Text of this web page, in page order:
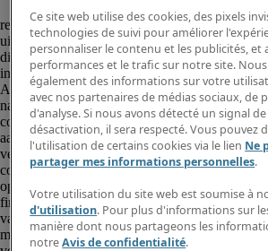
						<p><strong>AY Accountant (m/v/x),
regio Antwerpen</strong></p><p>Ben jij op
uitdagende functie binnen een snelgroeiende,
die een positieve impact maakt in de
internationaal georiënteerd bedrijf zoeken wij
Accountant</strong> die houdt van
nauwkeurigheid en variatie.</p><p>Je werkt
collega's in finance en fungeert als
aanspreekpunt voor andere departementen.</
verantwoordelijkheden</strong></
controleren van inkomende facturen;</
opvolgen van betalingen;</li><li>Nauwkeurig
financiële transacties en algemene
van bank- en creditcardreconciliaties;</
meehelpen indienen van BTW‑aangiftes en
Ce site web utilise des cookies, des pixels
technologies de suivi pour améliorer
personnaliser le contenu et les publicités, et
performances et le trafic sur notre site.
également des informations sur votre
avec nos partenaires de médias sociaux, de
d'analyse. Si nous avons détecté un signal
désactivation, il sera respecté. Vous pouvez
l'utilisation de certains cookies via le lien Ne
partager mes informations personnelles.
Votre utilisation du site web est soumise à
d'utilisation. Pour plus d'informations sur
manière dont nous partageons les
notreAvis de confidentialité.